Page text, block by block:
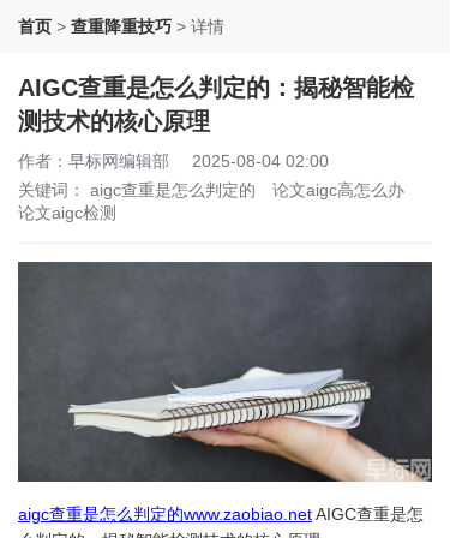
首页 > 查重降重技巧 > 详情
AIGC查重是怎么判定的：揭秘智能检
测技术的核心原理
作者：早标网编辑部
2025-08-04 02:00
关键词： aigc查重是怎么判定的
论文aigc高怎么办
论文aigc检测
aigc查重是怎么判定的www.zaobiao.netAIGC查重是怎